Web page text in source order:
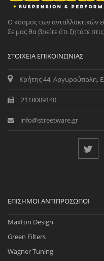
Ο κόσμος των ανταλλακτικών
Σε μας θα βρείτε ότι ζητάτε
ΣΤΟΙΧΕΊΑ ΕΠΙΚΟΙΝΩΝΊΑΣ
Κρήτης 44, Αργυρούπολη,
2118009140
info@streetware.gr
ΕΠΊΣΗΜΟΙ ΑΝΤΙΠΡΌΣΩΠΟΙ
Maxton Design
Green Filters
Wagner Tuning